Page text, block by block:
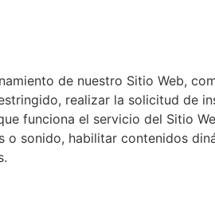
de nuestro Sitio Web,
realizar la solicitud de
funciona el servicio del Sitio
sonido, habilitar contenidos